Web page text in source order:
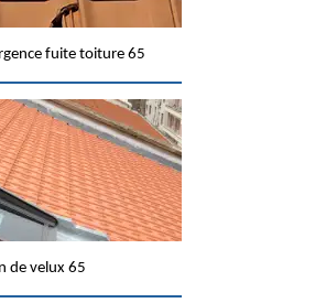
fuite toiture 65
de velux 65